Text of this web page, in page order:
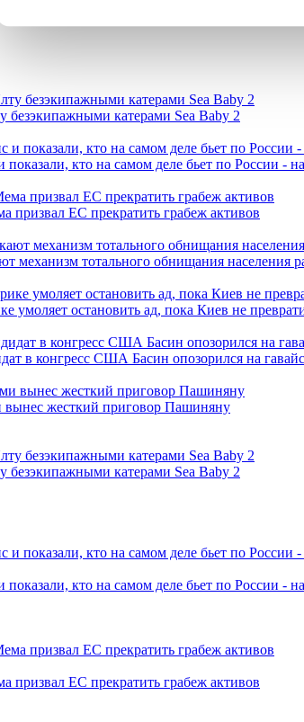
безэкипажными катерами Sea Baby 2
кто на самом деле бьет по России -
призвал ЕС прекратить грабеж активов
механизм тотального обнищания населения
умоляет остановить ад, пока Киев не
в конгресс США Басин опозорился на
вынес жесткий приговор Пашиняну
безэкипажными катерами Sea Baby 2
кто на самом деле бьет по России -
призвал ЕС прекратить грабеж активов